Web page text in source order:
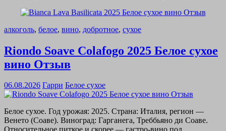
алкоголь, белое, вино, добротное, сухое
Riondo Soave Colafogo 2025 Белое сухое
вино Отзыв
06.08.2026 Гарри Белое сухое
Белое сухое. Год урожая: 2025. Страна: Италия, регион —
Венето (Соаве). Виноград: Гарганега, Треббьяно ди Соаве.